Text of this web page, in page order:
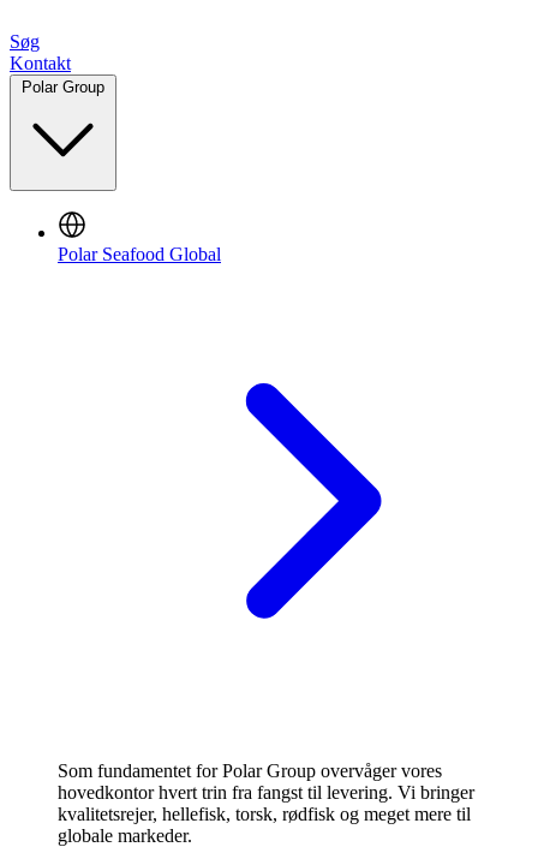
Søg
Kontakt
Polar Group
Polar Seafood Global
Som fundamentet for Polar Group overvåger vores
hovedkontor hvert trin fra fangst til levering. Vi bringer
kvalitetsrejer, hellefisk, torsk, rødfisk og meget mere til
globale markeder.